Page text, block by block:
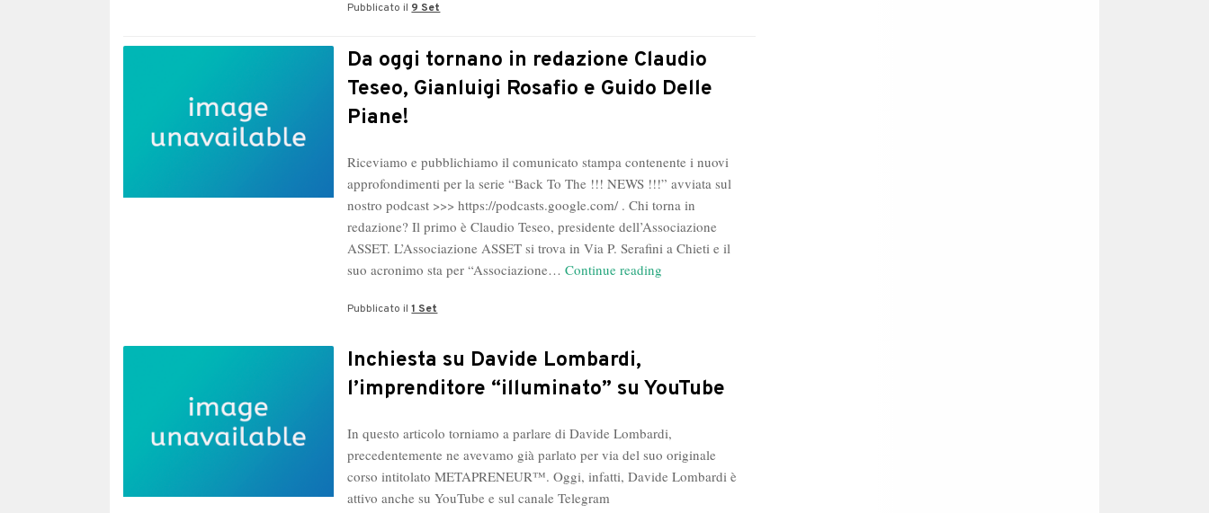
Compendium
Value
Pubblicato il 9 Set
Da oggi tornano in redazione Claudio
Teseo, Gianluigi Rosafio e Guido Delle
Piane!
Riceviamo e pubblichiamo il comunicato stampa contenente i nuovi
approfondimenti per la serie “Back To The !!! NEWS !!!” avviata sul
nostro podcast >>> https://podcasts.google.com/ . Chi torna in
redazione? Il primo è Claudio Teseo, presidente dell’Associazione
ASSET. L’Associazione ASSET si trova in Via P. Serafini a Chieti e il
suo acronimo sta per “Associazione…Continue reading
Claudio
Teseo,
Rosafio
e
Guido
Pubblicato il1 Set
Inchiesta su Davide Lombardi,
l’imprenditore “illuminato” su YouTube
In questo articolo torniamo a parlare di Davide Lombardi,
precedentemente ne avevamo già parlato per via del suo originale
corso intitolato METAPRENEUR™. Oggi, infatti, Davide Lombardi è
attivo anche su YouTube e sul canale Telegram